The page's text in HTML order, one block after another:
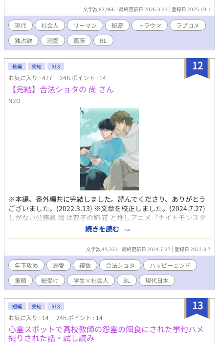
タまで⁉ 言っときますけど俺、×××××じゃないですから‼ 逃
げたくても逃げられない。回避不可能な緊急事態に、俺の胃は悲
鳴をあげ、秘密は秘密じゃなくなっていく⁉ その他大勢の中の一
人でよかったのに、なんでこんなことに。 俺はただ心の平穏を得
るために、細やかな望みを求めただけなのに…… 恋のいろはも知
らない受と、執着強めな攻。 好きだけどいろいろ知られたくなく
て逃げたら、かえってグイグイ迫られて困ってしまう、コメディ
色が強めの、ちょっとエロスで時々シリアスな話。 主人公(受)以
外の視点(複数あり)には、話タイトルに * が付いています。 ※当
分の間はR18指定はせずに掲載いたしますが、後半に軽いキスや
ハグ程度の接触は有り。攻側の際どい(？)妄想的なエロスは多少
ございますので、苦手な方はお気をつけ下さい。 【追記※〈好き
じゃない〉作中、中盤以降からトラウマに関連する内容や、心的
ストレスなどの落ち込む内容が出てきます。※直接的な表現は控
える予定ですが、今後の内容によってはR15に変更するかもで
す】 ＊ ＊ ＊ リーマン同士の話ですが、実際の仕事内容な
ど違う場合がございます。表記や表現が間違っている場合がある
かもしれませんがご了承下さい。あくまでフィクション、架空の
現代ものとしてお楽しみ下さい。 ※2025.10現在、アルファポリ
ス様にのみ公開。 なりすまし・無断転載・複写等、ご遠慮下さ
い。変更等がある場合は随時更新いたします。 ※当分先になりま
すが【別枠】でR指定を予定しております。 表紙画像
「Unsplash」 Photo by Allison Saeng ※元画像の一部を加工し
て使用しております
文字数 82,966 最終更新日 2026.3.21 登録日 2025.10.1
現代 社会人 リーマン 秘密 トラウマ
ラブコメ
独占欲
溺愛 葛藤 BL
12
長編 完結 R18
お気に入り : 477 24h.ポイント : 14
【完結】合法ショタの 尚 さん
N2O
※本編、番外編共に完結しました。読んでくださり、ありがとう
ございました。(2022.3.13) ※文章を校正しました。(2024.7.27)
しがない公務員 尚 は双子の姉 花 と推しアニメ『ナイトモンスタ
ー』とコラボ中の某テーマパークへ出かけた。 「･･･高校生か？
小さくてわかんなかった。」 「･･･ぜってぇ、あんたより歳上な
んだけど。」 イケイケ大学生グループと印象最悪な出会いを果た
すも、その強引な押しにあれよあれよと絆されるだけのお話。 前
作、前々作とは打って変わった現代もの。 R18初挑戦なので、お
手柔らかにお願いします。 ※ 複数プレイがあります。苦手な方は
ご注意ください。 ※素人作品です。 表紙絵 ⇨ 深浦裕 様
X(@yumiura221018)
続きを読む
文字数 45,322 最終更新日 2024.7.27 登録日 2022.3.7
年下攻め 溺愛 複数 合法ショタ
ハッピーエンド
童顔
総受け 学生×社会人 BL 現代日本
13
短編 完結 R18
お気に入り : 14 24h.ポイント : 14
心霊スポットで高校教師の怨霊の餌食にされた挙句ハメ
撮りされた話・試し読み